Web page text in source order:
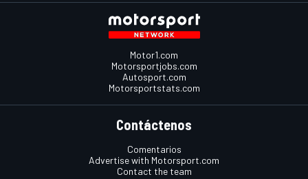
Motor1.com
Motorsportjobs.com
Autosport.com
Motorsportstats.com
Contáctenos
Comentarios
Advertise with Motorsport.com
Contact the team